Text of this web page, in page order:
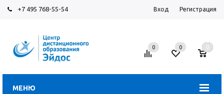
+7 495 768-55-54 Вход Регистрация
МЕНЮ
0 0 0